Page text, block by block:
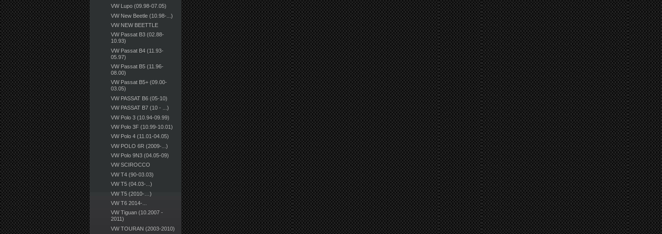
VW Lupo (09.98-07.05)
VW New Beetle (10.98-...)
VW NEW BEETTLE
VW Passat B3 (02.88-
10.93)
VW Passat B4 (11.93-
05.97)
VW Passat B5 (11.96-
08.00)
VW Passat B5+ (09.00-
03.05)
VW PASSAT B6 (05-10)
VW PASSAT B7 (10 - ...)
VW Polo 3 (10.94-09.99)
VW Polo 3F (10.99-10.01)
VW Polo 4 (11.01-04.05)
VW POLO 6R (2009-...)
VW Polo 9N3 (04.05-09)
VW SCIROCCO
VW T4 (90-03.03)
VW T5 (04.03-...)
VW T5 (2010-…)
VW T6 2014-...
VW Tiguan (10.2007 -
2011)
VW TOURAN (2003-2010)